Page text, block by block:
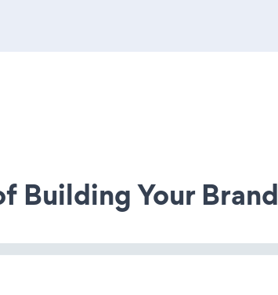
Building Your Brand